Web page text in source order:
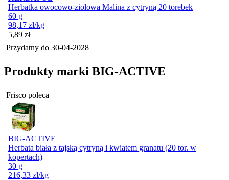
Herbatka owocowo-ziołowa Malina z cytryną 20 torebek
60 g
98,17 zł/kg
Cena
5,89 zł
Przydatny do 30-04-2028
Produkty marki BIG-ACTIVE
Frisco poleca
BIG-ACTIVE
Herbata biała z tajską cytryną i kwiatem granatu (20 tor. w
kopertach)
30 g
216,33 zł/kg